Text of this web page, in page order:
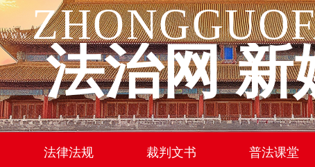
法治网 新
WWW.
法律法规 裁判文书 普法课堂